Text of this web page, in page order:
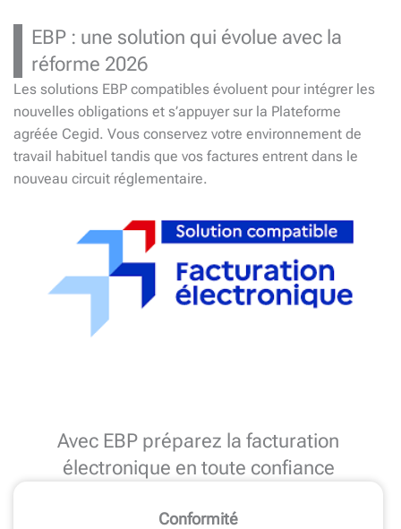
EBP : une solution qui évolue avec la
réforme 2026
Les solutions EBP compatibles évoluent pour intégrer les
nouvelles obligations et s’appuyer sur la Plateforme
agréée Cegid. Vous conservez votre environnement de
travail habituel tandis que vos factures entrent dans le
nouveau circuit réglementaire.
Avec EBP préparez la facturation
électronique en toute confiance
Conformité